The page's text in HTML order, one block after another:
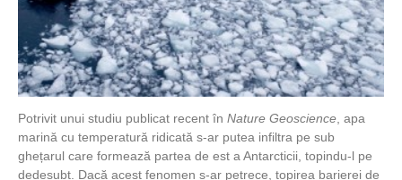
Potrivit unui studiu publicat recent în Nature Geoscience , apa
marină cu temperatură ridicată s-ar putea infiltra pe sub
ghețarul care formează partea de est a Antarcticii, topindu-l pe
dedesubt. Dacă acest fenomen s-ar petrece, topirea barierei de